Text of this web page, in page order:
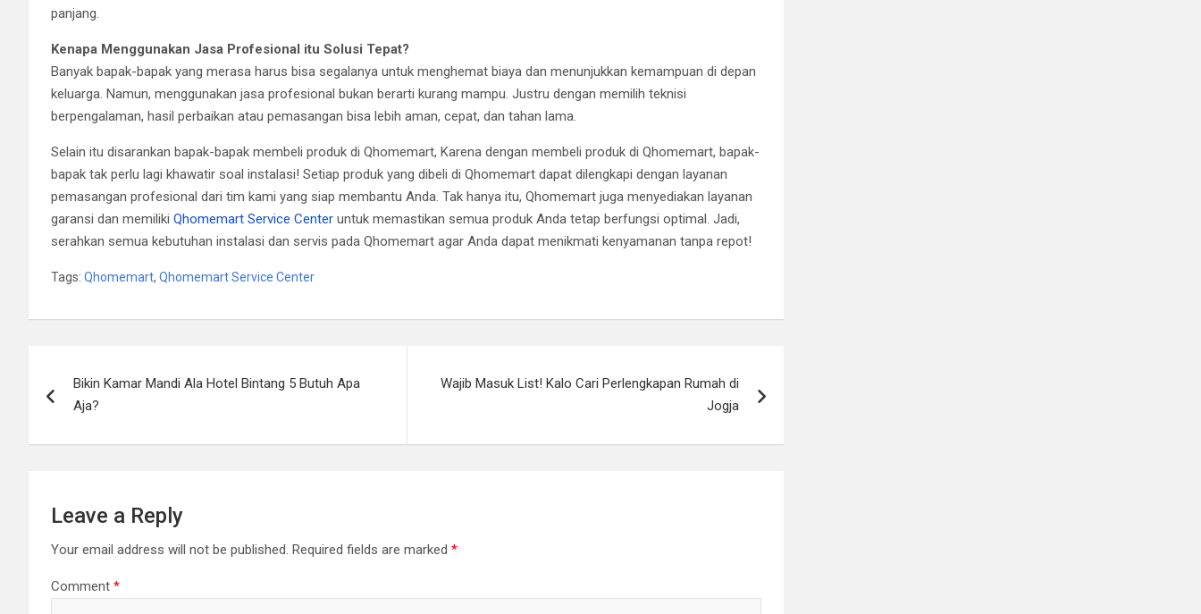
panjang.
Kenapa Menggunakan Jasa Profesional itu Solusi Tepat?
Banyak bapak-bapak yang merasa harus bisa segalanya untuk menghemat biaya dan menunjukkan kemampuan di depan
keluarga. Namun, menggunakan jasa profesional bukan berarti kurang mampu. Justru dengan memilih teknisi
berpengalaman, hasil perbaikan atau pemasangan bisa lebih aman, cepat, dan tahan lama.
Selain itu disarankan bapak-bapak membeli produk di Qhomemart, Karena dengan membeli produk di Qhomemart, bapak-
bapak tak perlu lagi khawatir soal instalasi! Setiap produk yang dibeli di Qhomemart dapat dilengkapi dengan layanan
pemasangan profesional dari tim kami yang siap membantu Anda. Tak hanya itu, Qhomemart juga menyediakan layanan
garansi dan memiliki Qhomemart Service Center untuk memastikan semua produk Anda tetap berfungsi optimal. Jadi,
serahkan semua kebutuhan instalasi dan servis pada Qhomemart agar Anda dapat menikmati kenyamanan tanpa repot!
Tags: Qhomemart, Qhomemart Service Center
navigation
Bikin Kamar Mandi Ala Hotel Bintang 5 Butuh Apa
Aja?
Wajib Masuk List! Kalo Cari Perlengkapan Rumah di
Jogja
Leave a Reply
Your email address will not be published. Required fields are marked *
Comment *